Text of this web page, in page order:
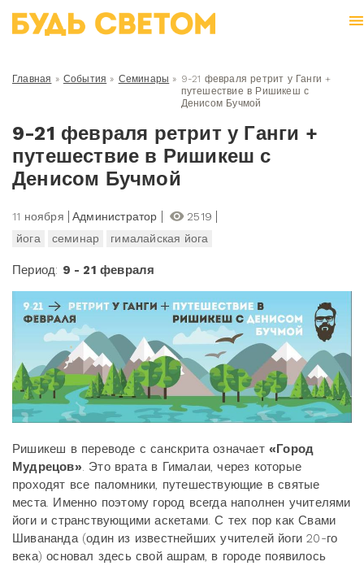
Главная » События » Семинары » 9-21 февраля ретрит у Ганги +
путешествие в Ришикеш с
Денисом Бучмой
9-21 февраля ретрит у Ганги +
путешествие в Ришикеш с
Денисом Бучмой
11 ноября Администратор
2519
йога
семинар гималайская йога
Период: 9 - 21 февраля
Ришикеш в переводе с санскрита означает «Город
Мудрецов». Это врата в Гималаи, через которые
проходят все паломники, путешествующие в святые
места. Именно поэтому город всегда наполнен учителями
йоги и странствующими аскетами. С тех пор как Свами
Шивананда (один из известнейших учителей йоги 20-го
века) основал здесь свой ашрам, в городе появилось